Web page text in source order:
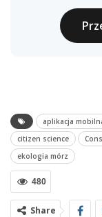
aplikacja
citizen science
ekologia mórz
480
Share